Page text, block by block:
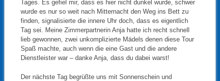
Tages. Es gefiel mir, dass es hier nicht dunkel wurde, schwer
wurde es nur so weit nach Mitternacht den Weg ins Bett zu
finden, signalisierte die innere Uhr doch, dass es eigentlich
Tag sei. Meine Zimmerpartnerin Anja hatte ich recht schnell
lieb gewonnen, zwei unkomplizierte Mädels denen diese Tour
Spaß machte, auch wenn die eine Gast und die andere
Dienstleister war – danke Anja, dass du dabei warst!
Der nächste Tag begrüßte uns mit Sonnenschein und